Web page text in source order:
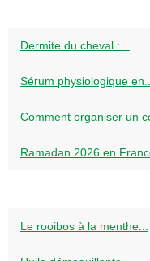
Dermite du cheval :...
Sérum physiologique
Comment organiser un
Ramadan 2026 en
Le rooibos à la menthe...